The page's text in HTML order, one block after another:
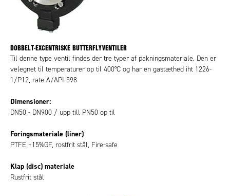
DOBBELT-EXCENTRISKE BUTTERFLYVENTILER
Til denne type ventil findes der tre typer af pakningsmateriale. Den er
velegnet til temperaturer op til 400°C og har en gastæthed iht 1226-
1/P12, rate A/API 598
Dimensioner:
DN50 - DN900 / upp till PN50 op til
Foringsmateriale (liner)
PTFE +15%GF, rostfrit stål, Fire-safe
Klap (disc) materiale
Rustfrit stål